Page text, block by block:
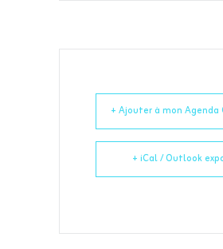
+ Ajouter à mon Agenda
+ iCal / Outlook